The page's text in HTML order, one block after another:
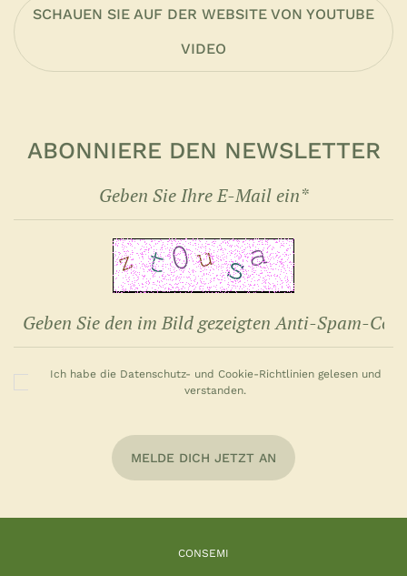
SCHAUEN SIE AUF DER WEBSITE VON YOUTUBE
VIDEO
ABONNIERE DEN NEWSLETTER
Ich habe die Datenschutz- und Cookie-Richtlinien gelesen und
verstanden.
MELDE DICH JETZT AN
CONSEMI